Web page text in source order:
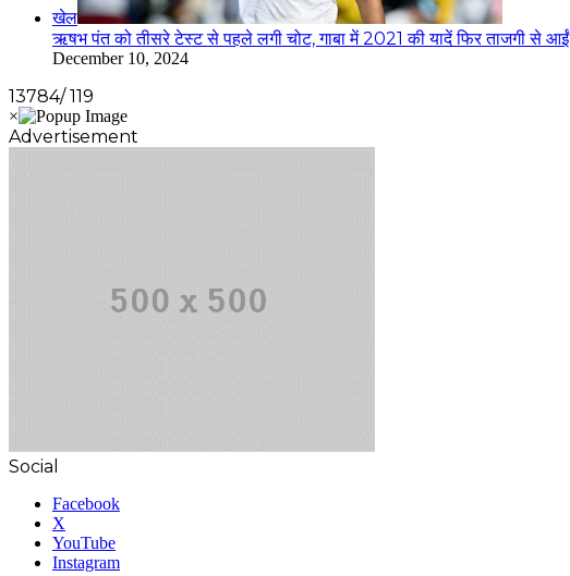
खेल
ऋषभ पंत को तीसरे टेस्ट से पहले लगी चोट, गाबा में 2021 की यादें फिर ताजगी से आईं
December 10, 2024
13784/ 119
Advertisement
Social
Facebook
X
YouTube
Instagram